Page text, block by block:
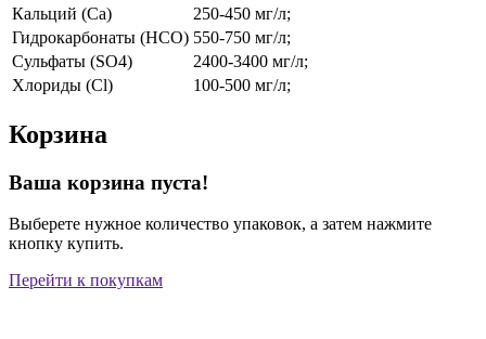
Кальций (Ca)
250-450 мг/л;
Гидрокарбонаты (HCO) 550-750 мг/л;
Сульфаты (SO4)
2400-3400 мг/л;
Хлориды (Cl)
100-500 мг/л;
Корзина
Ваша корзина пуста!
Выберете нужное количество упаковок, а затем нажмите
кнопку купить.
Перейти к покупкам